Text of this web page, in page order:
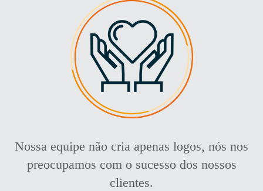
Nossa equipe não cria apenas logos, nós nos
preocupamos com o sucesso dos nossos
clientes.